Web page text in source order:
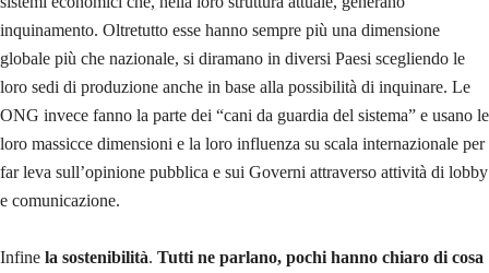
inquinamento. Oltretutto esse hanno sempre più una dimensione
globale più che nazionale, si diramano in diversi Paesi scegliendo le
loro sedi di produzione anche in base alla possibilità di inquinare. Le
ONG invece fanno la parte dei “cani da guardia del sistema” e usano le
loro massicce dimensioni e la loro influenza su scala internazionale per
far leva sull’opinione pubblica e sui Governi attraverso attività di lobby
e comunicazione.
Infine la sostenibilità. Tutti ne parlano, pochi hanno chiaro di cosa